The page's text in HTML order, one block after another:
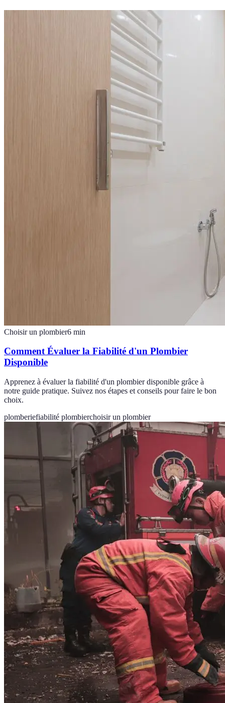
Choisir un plombier6 min
Comment Évaluer la Fiabilité d'un Plombier
Disponible
Apprenez à évaluer la fiabilité d'un plombier disponible grâce à
notre guide pratique. Suivez nos étapes et conseils pour faire le bon
choix.
plomberiefiabilité plombierchoisir un plombier